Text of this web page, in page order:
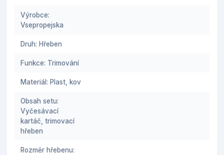
Výrobce:
Vsepropejska
Druh: Hřeben
Funkce: Trimování
Materiál: Plast, kov
Obsah setu:
Vyčesávací
kartáč, trimovací
hřeben
Rozměr hřebenu: